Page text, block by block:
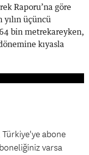
Raporu’na göre
üçüncü
bin metrekareyken,
kıyasla
abone
varsa